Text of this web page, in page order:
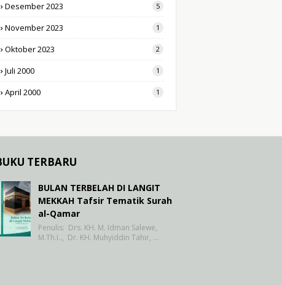
Desember 2023 5
November 2023 1
Oktober 2023 2
Juli 2000 1
April 2000 1
TERBARU
BULAN TERBELAH DI LANGIT
MEKKAH Tafsir Tematik Surah
al-Qamar
Penulis: Drs. KH. M. Idman Salewe,
M.Th.I.., Dr. KH. Muhyiddin Tahir, …